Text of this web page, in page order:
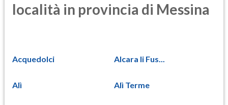
località in provincia di Messina
Acquedolci Alcara li Fus...
Alì Alì Terme